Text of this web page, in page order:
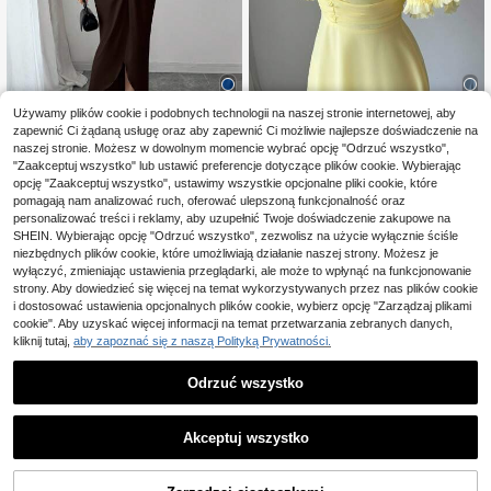
9
Elenzga
Magazyn UE Elenzga Elegancka dzia
ninowa sukienka damska o średniej
długości z rękawami typu nietoperz
i dekoltem w serek, o wysokiej elas
tyczności i fasonie twist
46,55zł -51%
95,00złnajniższa cena
4-5 dni roboczych
8
#Letnia Elegancja
Magazyn UE Modelyn Damska sukie
nka z szyfonu w jednolitym kolorze
maślanego żółtego z falbanką na la
to w stylu francuskim na wakacje
106,00zł
4-5 dni roboczych
Używamy plików cookie i podobnych technologii na naszej stronie internetowej, aby
zapewnić Ci żądaną usługę oraz aby zapewnić Ci możliwie najlepsze doświadczenie na
naszej stronie. Możesz w dowolnym momencie wybrać opcję "Odrzuć wszystko",
"Zaakceptuj wszystko" lub ustawić preferencje dotyczące plików cookie. Wybierając
opcję "Zaakceptuj wszystko", ustawimy wszystkie opcjonalne pliki cookie, które
pomagają nam analizować ruch, oferować ulepszoną funkcjonalność oraz
personalizować treści i reklamy, aby uzupełnić Twoje doświadczenie zakupowe na
SHEIN. Wybierając opcję "Odrzuć wszystko", zezwolisz na użycie wyłącznie ściśle
niezbędnych plików cookie, które umożliwiają działanie naszej strony. Możesz je
wyłączyć, zmieniając ustawienia przeglądarki, ale może to wpłynąć na funkcjonowanie
strony. Aby dowiedzieć się więcej na temat wykorzystywanych przez nas plików cookie
i dostosować ustawienia opcjonalnych plików cookie, wybierz opcję "Zarządzaj plikami
cookie". Aby uzyskać więcej informacji na temat przetwarzania zebranych danych,
kliknij tutaj, aby zapoznać się z naszą Polityką Prywatności.
Odrzuć wszystko
Akceptuj wszystko